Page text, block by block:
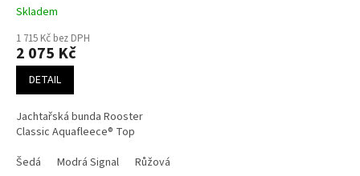
Skladem
1 715 Kč bez DPH
2 075 Kč
DETAIL
Jachtařská bunda Rooster
Classic Aquafleece® Top
Šedá
Modrá Signal Růžová